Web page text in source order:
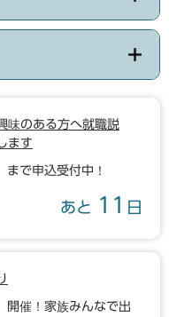
味のある方へ就職説
ます
で申込受付中！
あと 11 日
開催！家族みんなで出